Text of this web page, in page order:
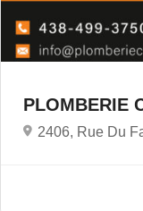
PLOMBERIE
2406, Rue Du